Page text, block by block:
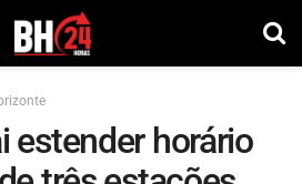
estender horário